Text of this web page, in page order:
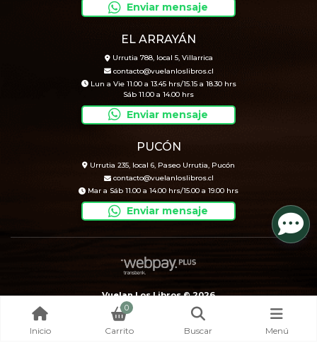
Enviar mensaje
EL ARRAYÁN
Urrutia 788, local 5, Villarrica
contacto@vuelanloslibros.cl
Lun a Vie 11.00 a 13.45 hrs/15.15 a 18.30 hrs
Sáb 11.00 a 14.00 hrs
Enviar mensaje
PUCÓN
Urrutia 235, local 6, Paseo Urrutia, Pucón
contacto@vuelanloslibros.cl
Mar a Sáb 11.00 a 14.00 hrs/15.00 a 19.00 hrs
Enviar mensaje
Vuelan Los Libros © 2026
Creado por
Bsale
Inicio
0
Carrito Buscar Menú